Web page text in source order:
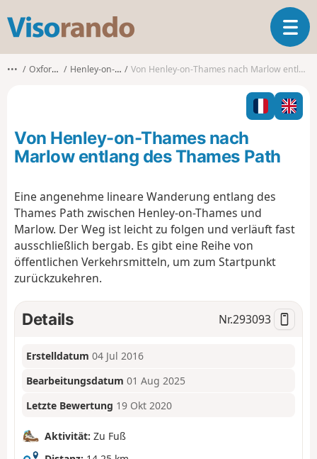
s
o
o
T
o
g
l
e
n
i
••• Oxfordshire Henley-on-Thames Von Henley-on-Thames nach Marlow entlang des Thames Path
Von Henley-on-Thames nach
Marlow entlang des Thames Path
Eine angenehme lineare Wanderung entlang des
Thames Path zwischen Henley-on-Thames und
Marlow. Der Weg ist leicht zu folgen und verläuft fast
ausschließlich bergab. Es gibt eine Reihe von
öffentlichen Verkehrsmitteln, um zum Startpunkt
zurückzukehren.
Details Nr.293093
Erstelldatum 04 Jul 2016
Bearbeitungsdatum 01 Aug 2025
Letzte Bewertung 19 Okt 2020
Aktivität: Zu Fuß